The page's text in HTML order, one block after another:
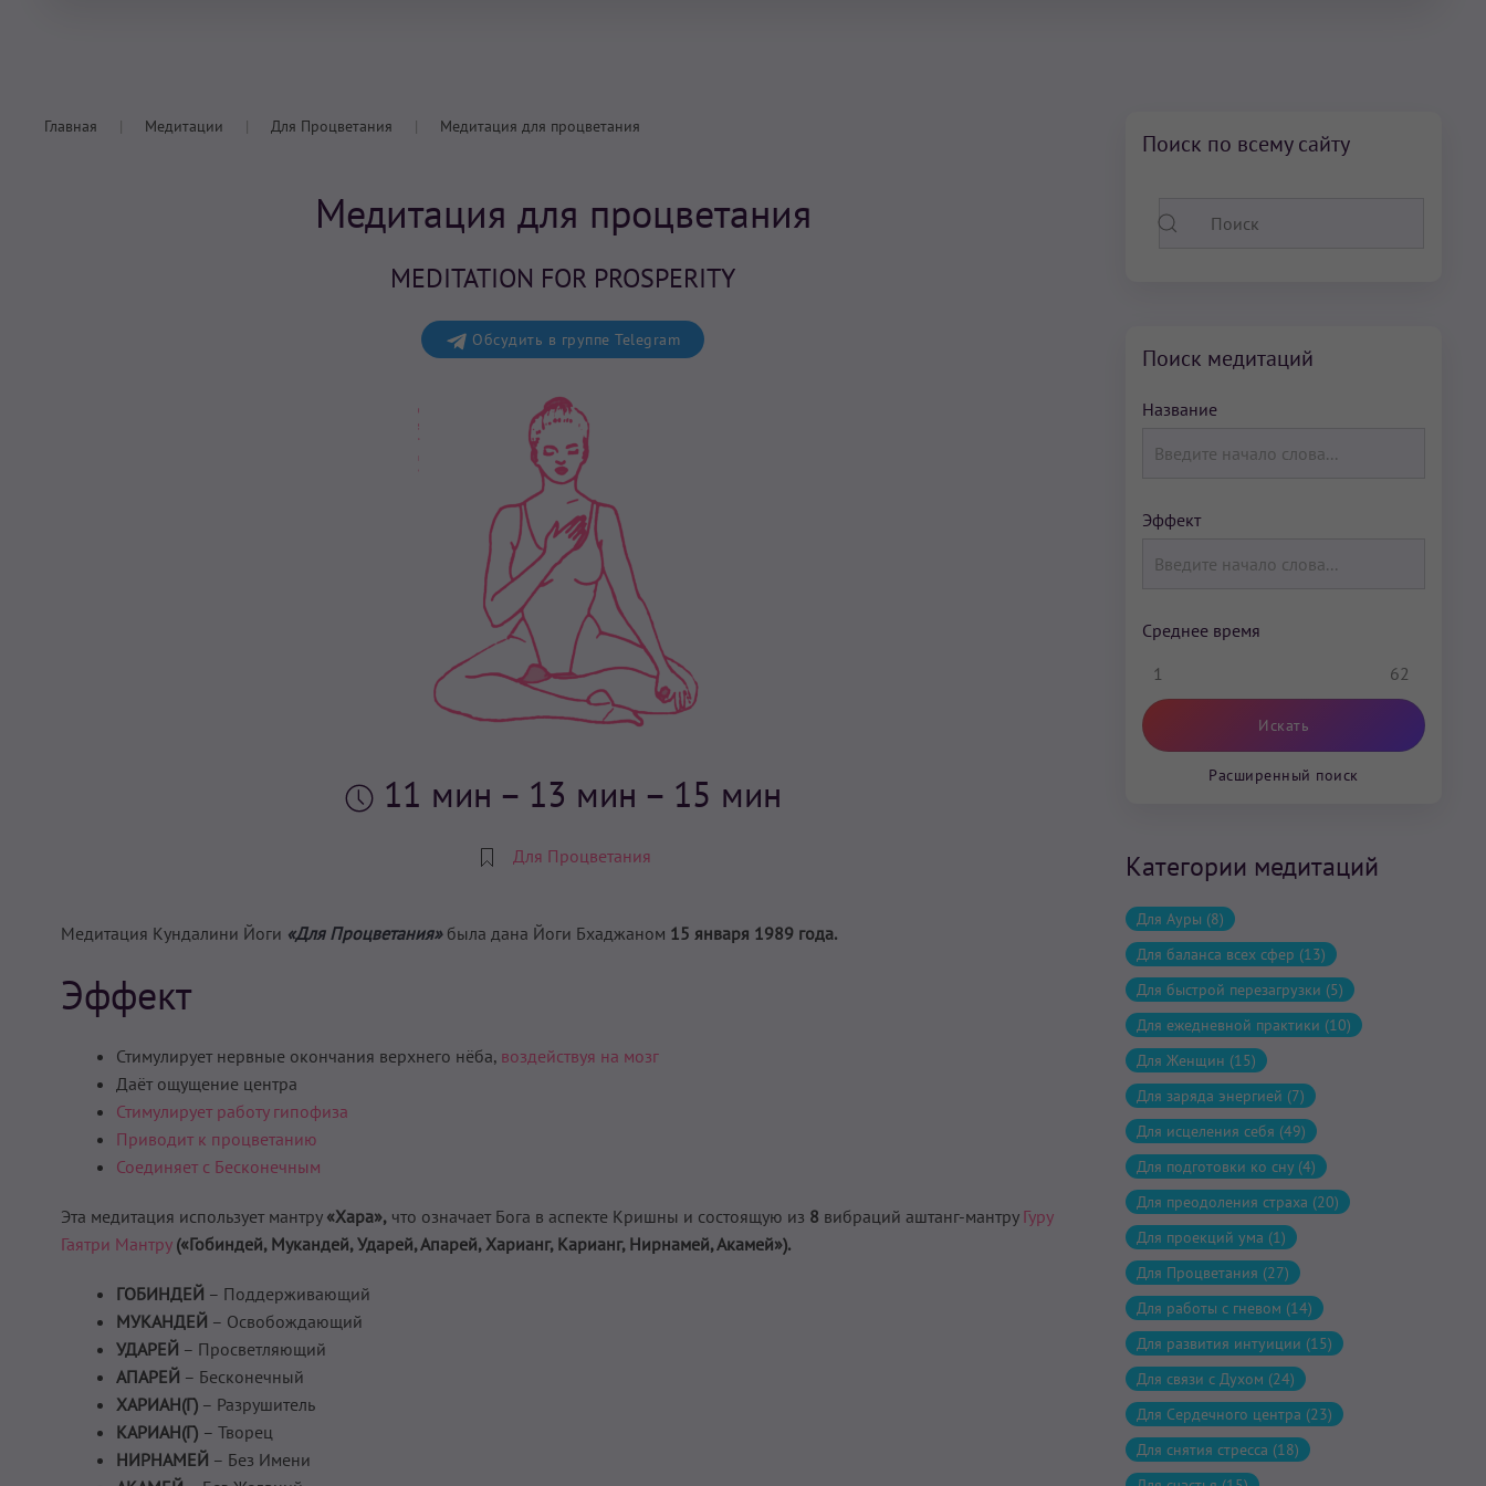
Главная Медитации Для Процветания Медитация для процветания
Медитация для процветания
MEDITATION FOR PROSPERITY
Обсудить в группе Telegram
11 мин – 13 мин – 15 мин
Для Процветания
Медитация Кундалини Йоги «Для Процветания»была дана Йоги Бхаджаном 15 января 1989 года.
Эффект
Стимулирует нервные окончания верхнего нёба, воздействуя на мозг
Даёт ощущение центра
Стимулирует работу гипофиза
Приводит к процветанию
Соединяет с Бесконечным
Эта медитация использует мантру «Хара», что означает Бога в аспекте Кришны и состоящую из 8 вибраций аштанг-мантру Гуру
Гаятри Мантру («Гобиндей, Мукандей, Ударей, Апарей, Харианг, Карианг, Нирнамей, Акамей»).
ГОБИНДЕЙ – Поддерживающий
МУКАНДЕЙ – Освобождающий
УДАРЕЙ – Просветляющий
АПАРЕЙ – Бесконечный
ХАРИАН(Г) – Разрушитель
КАРИАН(Г) – Творец
НИРНАМЕЙ – Без Имени
Поиск по всему сайту
Поиск медитаций
Название
Эффект
Среднее время
1
62
Расширенный поиск
Категории медитаций
Для Ауры (8)
Для баланса всех сфер (13)
Для быстрой перезагрузки (5)
Для ежедневной практики (10)
Для Женщин (15)
Для заряда энергией (7)
Для исцеления себя (49)
Для подготовки ко сну (4)
Для преодоления страха (20)
Для проекций ума (1)
Для Процветания (27)
Для работы с гневом (14)
Для развития интуиции (15)
Для связи с Духом (24)
Для Сердечного центра (23)
Для снятия стресса (18)